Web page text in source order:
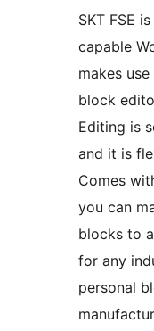
SKT FSE
capable
makes
block
Editing is
and it is
Comes
you can
blocks to
for any
personal